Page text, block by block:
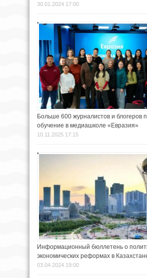
30.01.2024 17:00
Больше 600 журналистов и блогеров
обучение в медиашколе «Евразия»
10.11.2025 17:15
Информационный бюллетень о
экономических реформах в
03.04.2024 19:00